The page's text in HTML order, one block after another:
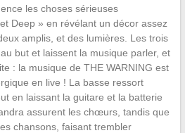
les choses sérieuses
Deep » en révélant un décor assez
amplis, et des lumières. Les trois
but et laissent la musique parler, et
: la musique de THE WARNING est
en live ! La basse ressort
en laissant la guitare et la batterie
assurent les chœurs, tandis que
chansons, faisant trembler